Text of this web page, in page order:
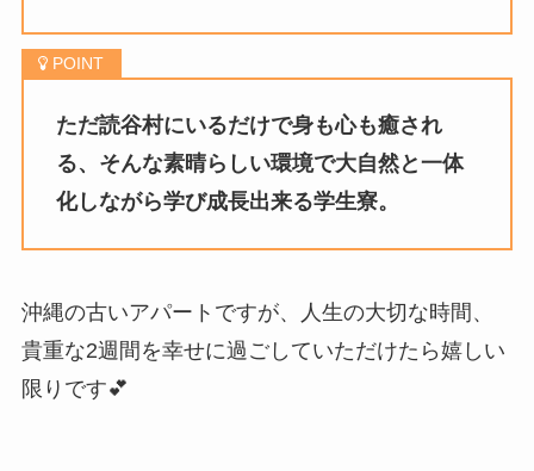
ただ読谷村にいるだけで身も心も癒され
る、そんな素晴らしい環境で大自然と一体
化しながら学び成長出来る学生寮。
沖縄の古いアパートですが、人生の大切な時間、
貴重な2週間を幸せに過ごしていただけたら嬉しい
限りです💕